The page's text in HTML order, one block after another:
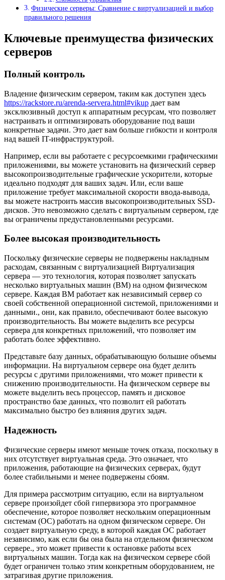
Физические серверы: Сравнение с виртуализацией и выбор
правильного решения
Ключевые преимущества физических
серверов
Полный контроль
Владение физическим сервером, таким как доступен здесь
https://rackstore.ru/arenda-servera.html#vikup дает вам
эксклюзивный доступ к аппаратным ресурсам, что позволяет
настраивать и оптимизировать оборудование под ваши
конкретные задачи. Это дает вам больше гибкости и контроля
над вашей IT-инфраструктурой.
Например, если вы работаете с ресурсоемкими графическими
приложениями, вы можете установить на физический сервер
высокопроизводительные графические ускорители, которые
идеально подходят для ваших задач. Или, если ваше
приложение требует максимальной скорости ввода-вывода,
вы можете настроить массив высокопроизводительных SSD-
дисков. Это невозможно сделать с виртуальным сервером, где
вы ограничены предустановленными ресурсами.
Более высокая производительность
Поскольку физические серверы не подвержены накладным
расходам, связанным с виртуализацией Виртуализация
сервера — это технология, которая позволяет запускать
несколько виртуальных машин (ВМ) на одном физическом
сервере. Каждая ВМ работает как независимый сервер со
своей собственной операционной системой, приложениями и
данными., они, как правило, обеспечивают более высокую
производительность. Вы можете выделить все ресурсы
сервера для конкретных приложений, что позволяет им
работать более эффективно.
Представьте базу данных, обрабатывающую большие объемы
информации. На виртуальном сервере она будет делить
ресурсы с другими приложениями, что может привести к
снижению производительности. На физическом сервере вы
можете выделить весь процессор, память и дисковое
пространство базе данных, что позволит ей работать
максимально быстро без влияния других задач.
Надежность
Физические серверы имеют меньше точек отказа, поскольку в
них отсутствует виртуальная среда. Это означает, что
приложения, работающие на физических серверах, будут
более стабильными и менее подвержены сбоям.
Для примера рассмотрим ситуацию, если на виртуальном
сервере произойдет сбой гипервизора это программное
обеспечение, которое позволяет нескольким операционным
системам (ОС) работать на одном физическом сервере. Он
создает виртуальную среду, в которой каждая ОС работает
независимо, как если бы она была на отдельном физическом
сервере., это может привести к остановке работы всех
виртуальных машин. Тогда как на физическом сервере сбой
будет ограничен только этим конкретным оборудованием, не
затрагивая другие приложения.